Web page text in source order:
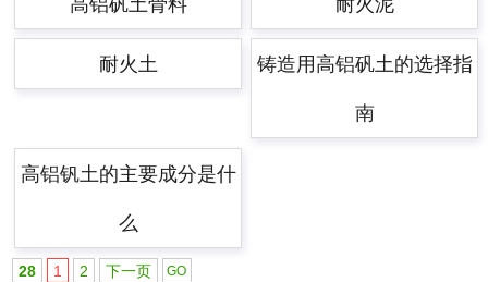
耐火土
铸造用高铝矾土的选择指
南
高铝钒土的主要成分是什
么
28 1 2 下一页